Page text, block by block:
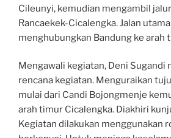
Cileunyi, kemudian mengambil
Rancaekek-Cicalengka. Jalan
menghubungkan Bandung ke arah
Mengawali kegiatan, Deni Sugandi
rencana kegiatan. Menguraikan
mulai dari Candi Bojongmenje
arah timur Cicalengka. Diakhiri
Kegiatan dilakukan menggunakan